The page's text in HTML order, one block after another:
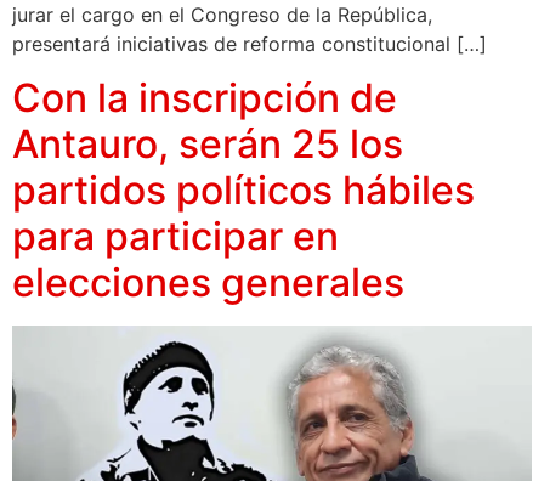
jurar el cargo en el Congreso de la República,
presentará iniciativas de reforma constitucional […]
Con la inscripción de
Antauro, serán 25 los
partidos políticos hábiles
para participar en
elecciones generales